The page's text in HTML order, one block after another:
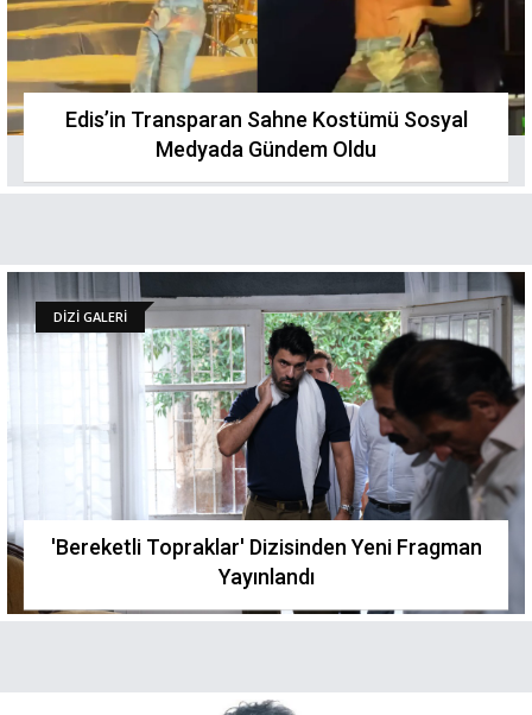
Edis’in Transparan Sahne Kostümü Sosyal
Medyada Gündem Oldu
DİZİ GALERİ
'Bereketli Topraklar' Dizisinden Yeni Fragman
Yayınlandı